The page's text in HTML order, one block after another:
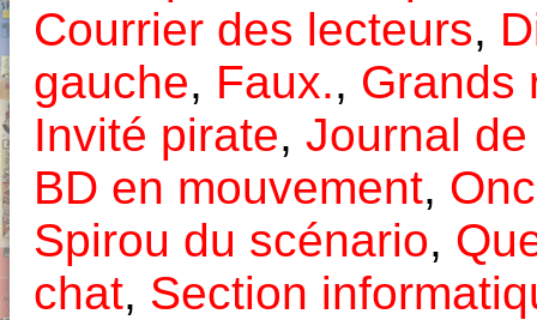
Courrier des lecteurs,
gauche, Faux., Grands
Invité pirate, Journal
BD en mouvement,
Spirou du scénario,
chat, Section